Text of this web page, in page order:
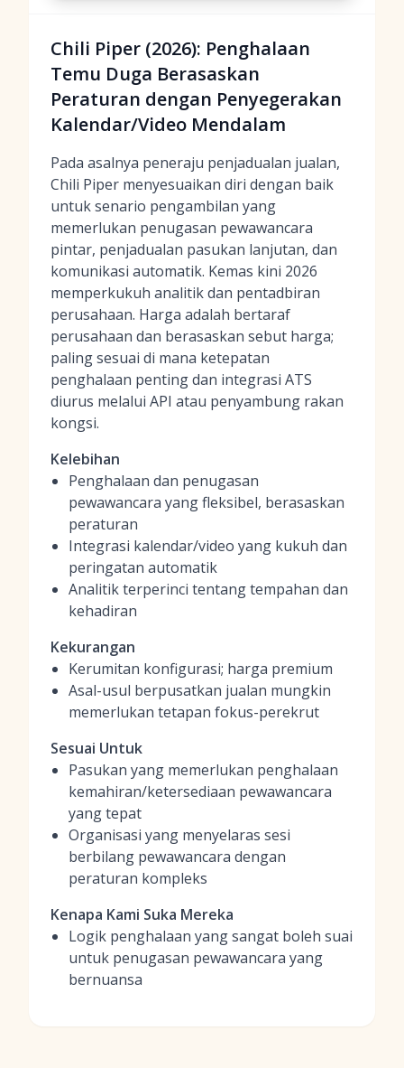
Chili Piper (2026): Penghalaan
Temu Duga Berasaskan
Peraturan dengan Penyegerakan
Kalendar/Video Mendalam
Pada asalnya peneraju penjadualan jualan,
Chili Piper menyesuaikan diri dengan baik
untuk senario pengambilan yang
memerlukan penugasan pewawancara
pintar, penjadualan pasukan lanjutan, dan
komunikasi automatik. Kemas kini 2026
memperkukuh analitik dan pentadbiran
perusahaan. Harga adalah bertaraf
perusahaan dan berasaskan sebut harga;
paling sesuai di mana ketepatan
penghalaan penting dan integrasi ATS
diurus melalui API atau penyambung rakan
kongsi.
Kelebihan
Penghalaan dan penugasan
pewawancara yang fleksibel, berasaskan
peraturan
Integrasi kalendar/video yang kukuh dan
peringatan automatik
Analitik terperinci tentang tempahan dan
kehadiran
Kekurangan
Kerumitan konfigurasi; harga premium
Asal-usul berpusatkan jualan mungkin
memerlukan tetapan fokus-perekrut
Sesuai Untuk
Pasukan yang memerlukan penghalaan
kemahiran/ketersediaan pewawancara
yang tepat
Organisasi yang menyelaras sesi
berbilang pewawancara dengan
peraturan kompleks
Kenapa Kami Suka Mereka
Logik penghalaan yang sangat boleh suai
untuk penugasan pewawancara yang
bernuansa